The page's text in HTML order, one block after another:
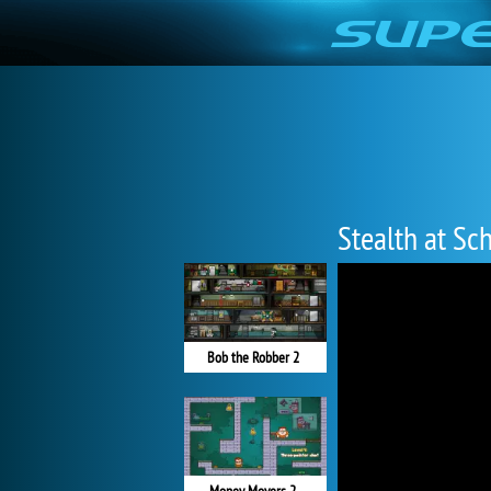
Stealth at
Bob the Robber 2